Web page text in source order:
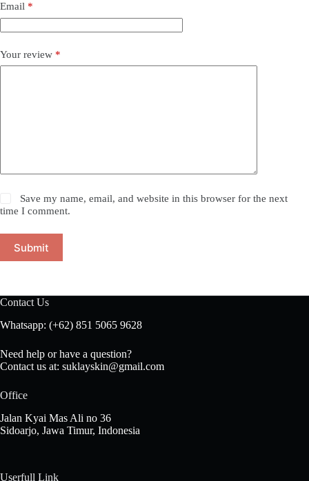
Email *
Your review *
Save my name, email, and website in this browser for the next
time I comment.
Submit
Contact Us
Whatsapp: (+62) 851 5065 9628
Need help or have a question?
Contact us at: suklayskin@gmail.com
Office
Jalan Kyai Mas Ali no 36
Sidoarjo, Jawa Timur, Indonesia
Userfull Link